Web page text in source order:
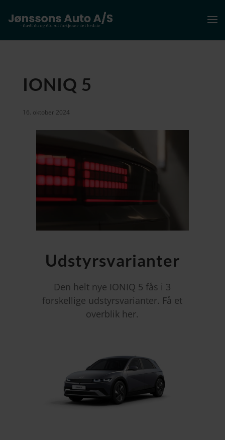
IONIQ 5
16. oktober 2024
Udstyrsvarianter
Den helt nye IONIQ 5 fås i 3
forskellige udstyrsvarianter. Få et
overblik her.